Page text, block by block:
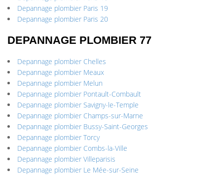
Depannage plombier Paris 19
Depannage plombier Paris 20
DEPANNAGE PLOMBIER 77
Depannage plombier Chelles
Depannage plombier Meaux
Depannage plombier Melun
Depannage plombier Pontault-Combault
Depannage plombier Savigny-le-Temple
Depannage plombier Champs-sur-Marne
Depannage plombier Bussy-Saint-Georges
Depannage plombier Torcy
Depannage plombier Combs-la-Ville
Depannage plombier Villeparisis
Depannage plombier Le Mée-sur-Seine